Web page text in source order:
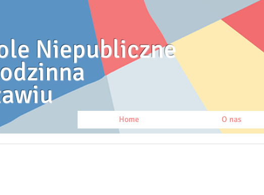
Niepubliczne
Home O nas